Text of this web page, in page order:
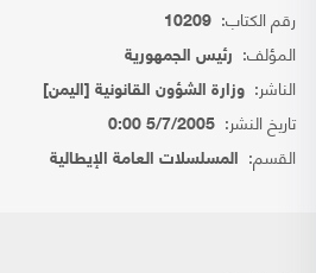
رقم الكتاب: 10209
المؤلف: رئيس الجمهورية
الناشر: وزارة الشؤون القانونية [اليمن]
تاريخ النشر: 5/7/2005 0:00
القسم: المسلسلات العامة الإيطالية